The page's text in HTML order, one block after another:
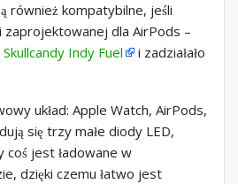
również kompatybilne, jeśli
zaprojektowanej dla AirPods –
Skullcandy Indy Fuel
i zadziałało
układ: Apple Watch, AirPods,
się trzy małe diody LED,
coś jest ładowane w
dzięki czemu łatwo jest